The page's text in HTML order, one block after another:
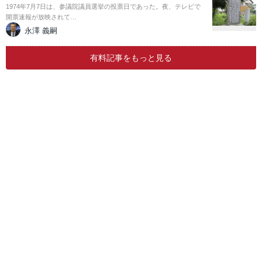
1974年7月7日は、参議院議員選挙の投票日であった。夜、テレビで
開票速報が放映されて…
永澤 義嗣
有料記事をもっと見る